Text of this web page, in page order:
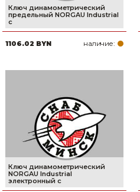
Ключ динамометрический
предельный NORGAU Industrial
с
1106.02 BYN наличие:
Ключ динамометрический
NORGAU Industrial
электронный с